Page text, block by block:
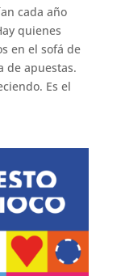
cada año
quienes
en el sofá de
de apuestas.
Es el